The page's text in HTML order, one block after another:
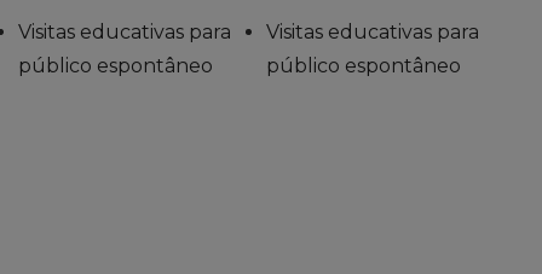
Visitas educativas para
público espontâneo
Visitas educativas para
público espontâneo